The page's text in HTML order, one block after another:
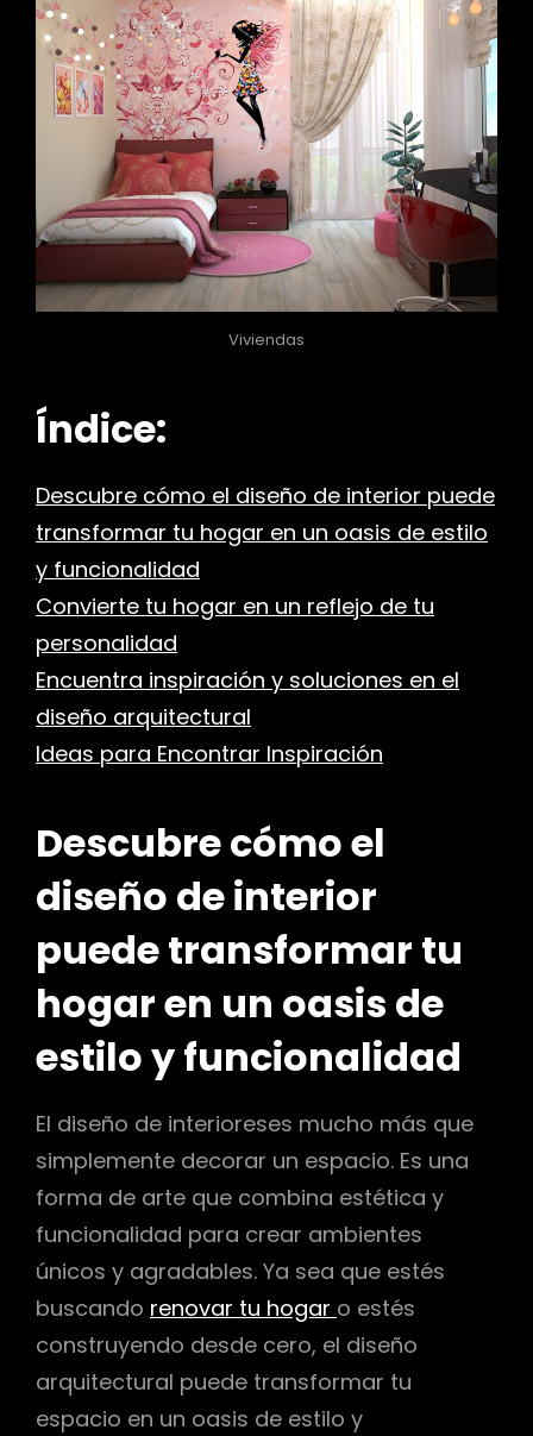
Viviendas
Índice:
Descubre cómo el diseño de interior puede
transformar tu hogar en un oasis de estilo
y funcionalidad
Convierte tu hogar en un reflejo de tu
personalidad
Encuentra inspiración y soluciones en el
diseño arquitectural
Ideas para Encontrar Inspiración
Descubre cómo el
diseño de interior
puede transformar tu
hogar en un oasis de
estilo y funcionalidad
El diseño de interioreses mucho más que
simplemente decorar un espacio. Es una
forma de arte que combina estética y
funcionalidad para crear ambientes
únicos y agradables. Ya sea que estés
buscando renovar tu hogar o estés
construyendo desde cero, el diseño
arquitectural puede transformar tu
espacio en un oasis de estilo y